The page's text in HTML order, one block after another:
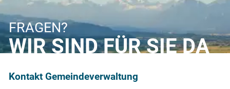
FRAGEN?
WIR SIND FÜR SIE DA
Kontakt Gemeindeverwaltung